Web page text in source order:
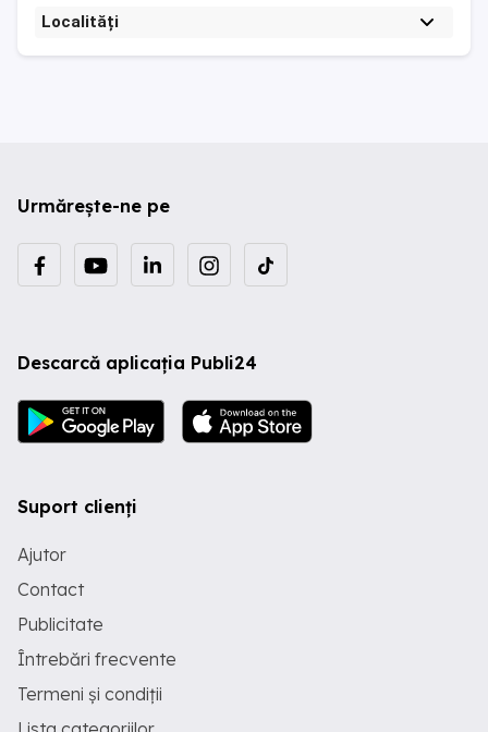
Localități
Urmărește-ne pe
Descarcă aplicația Publi24
Suport clienți
Ajutor
Contact
Publicitate
Întrebări frecvente
Termeni și condiții